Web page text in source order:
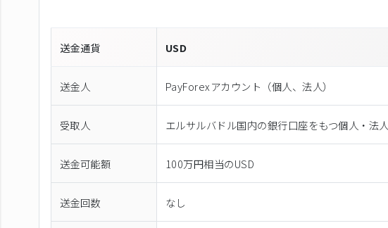
送金通貨 USD
送金人 PayForexアカウント（個⼈、法⼈）
受取人 エルサルバドル国内の銀行口座をもつ個人・法人
送金可能額 100万円相当のUSD
送金回数 なし